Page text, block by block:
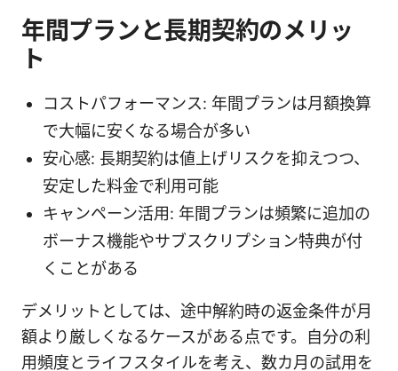
年間プランと長期契約のメリッ
ト
コストパフォーマンス: 年間プランは月額換算
で大幅に安くなる場合が多い
安心感: 長期契約は値上げリスクを抑えつつ、
安定した料金で利用可能
キャンペーン活用: 年間プランは頻繁に追加の
ボーナス機能やサブスクリプション特典が付
くことがある
デメリットとしては、途中解約時の返金条件が月
額より厳しくなるケースがある点です。自分の利
用頻度とライフスタイルを考え、数カ月の試用を